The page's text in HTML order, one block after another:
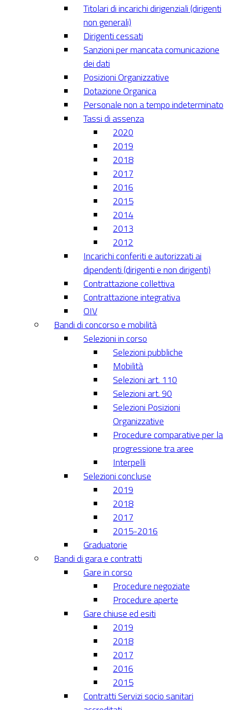
Titolari di incarichi dirigenziali (dirigenti
non generali)
Dirigenti cessati
Sanzioni per mancata comunicazione
dei dati
Posizioni Organizzative
Dotazione Organica
Personale non a tempo indeterminato
Tassi di assenza
2020
2019
2018
2017
2016
2015
2014
2013
2012
Incarichi conferiti e autorizzati ai
dipendenti (dirigenti e non dirigenti)
Contrattazione collettiva
Contrattazione integrativa
OIV
Bandi di concorso e mobilità
Selezioni in corso
Selezioni pubbliche
Mobilità
Selezioni art. 110
Selezioni art. 90
Selezioni Posizioni
Organizzative
Procedure comparative per la
progressione tra aree
Interpelli
Selezioni concluse
2019
2018
2017
2015-2016
Graduatorie
Bandi di gara e contratti
Gare in corso
Procedure negoziate
Procedure aperte
Gare chiuse ed esiti
2019
2018
2017
2016
2015
Contratti Servizi socio sanitari